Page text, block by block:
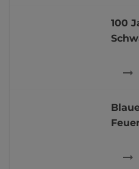
100